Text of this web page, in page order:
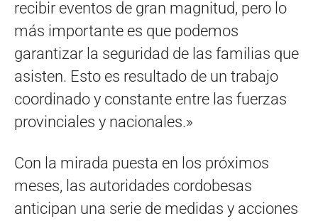
recibir eventos de gran magnitud, pero lo
más importante es que podemos
garantizar la seguridad de las familias que
asisten. Esto es resultado de un trabajo
coordinado y constante entre las fuerzas
provinciales y nacionales.»
Con la mirada puesta en los próximos
meses, las autoridades cordobesas
anticipan una serie de medidas y acciones